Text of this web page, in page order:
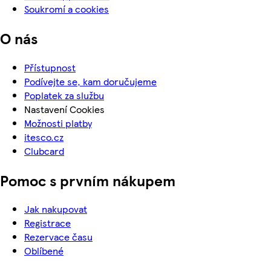
Soukromí a cookies
O nás
Přístupnost
Podívejte se, kam doručujeme
Poplatek za službu
Nastavení Cookies
Možnosti platby
itesco.cz
Clubcard
Pomoc s prvním nákupem
Jak nakupovat
Registrace
Rezervace času
Oblíbené